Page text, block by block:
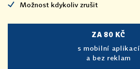
Možnost kdykoliv zrušit
ZA 80 KČ
s mobilní aplikací
a bez reklam